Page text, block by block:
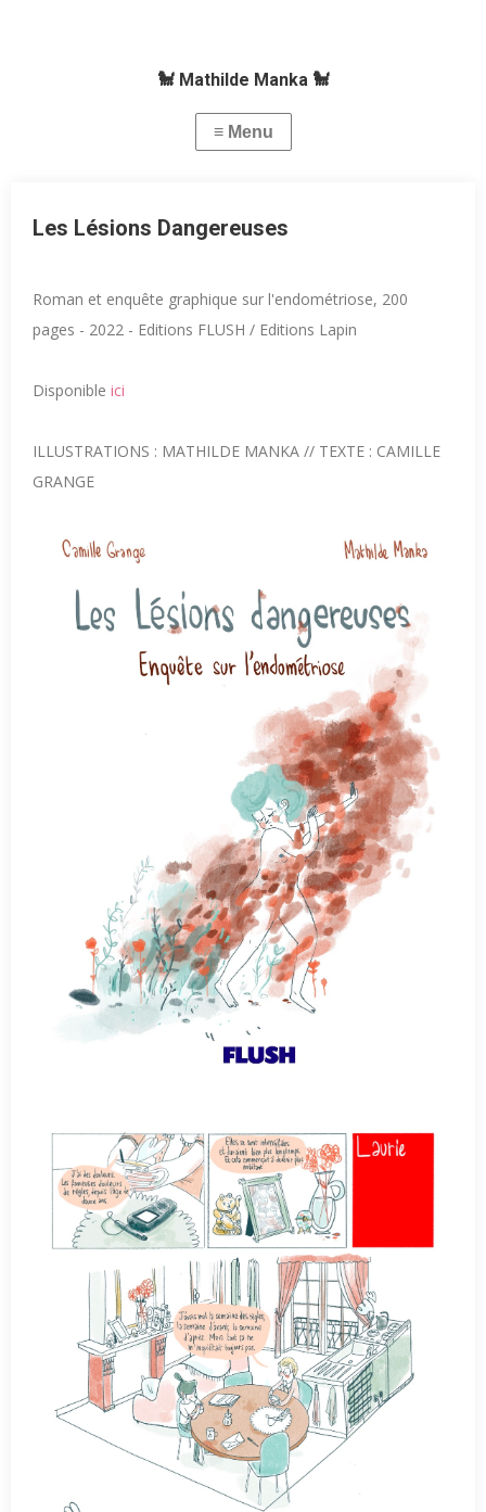
🐩 Mathilde Manka 🐩
Les Lésions Dangereuses
Roman et enquête graphique sur l'endométriose, 200
pages - 2022 - Editions FLUSH / Editions Lapin
Disponible ici
ILLUSTRATIONS : MATHILDE MANKA // TEXTE : CAMILLE
GRANGE